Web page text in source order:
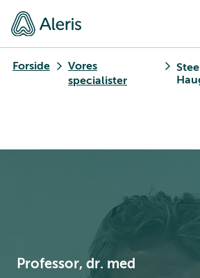
Forside
Vores
specialister
Professor, dr. med